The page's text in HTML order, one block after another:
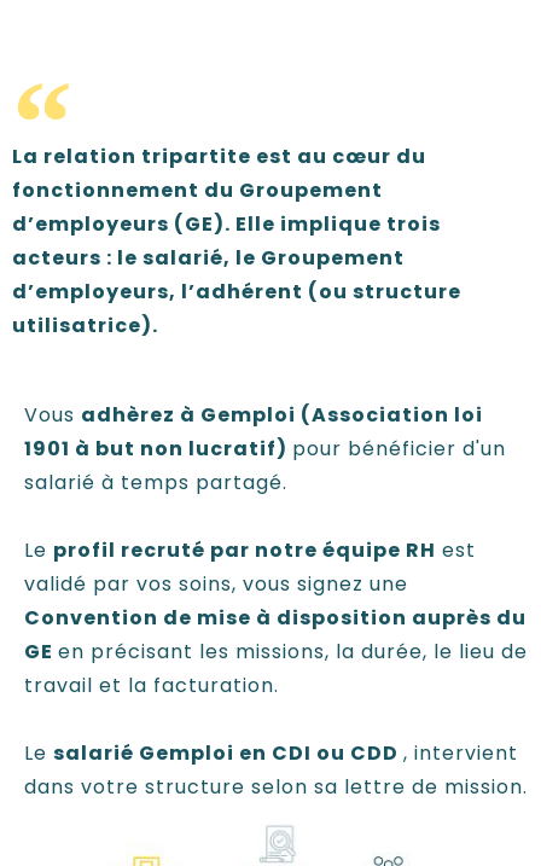
La relation tripartite est au cœur du
fonctionnement du Groupement
d’employeurs (GE). Elle implique trois
acteurs : le salarié, le Groupement
d’employeurs, l’adhérent (ou structure
utilisatrice).
Vous adhèrez à Gemploi (Association loi
1901 à but non lucratif) pour bénéficier d'un
salarié à temps partagé.
Le profil recruté par notre équipe RH est
validé par vos soins, vous signez une
Convention de mise à disposition auprès du
GE en précisant les missions, la durée, le lieu de
travail et la facturation.
Le salarié Gemploi en CDI ou CDD , intervient
dans votre structure selon sa lettre de mission.